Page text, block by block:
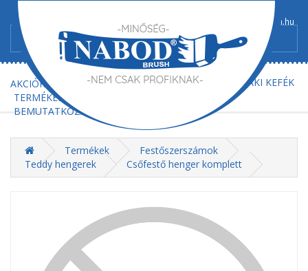
+36/52-367-602 info@nabod-brush.hu
FŐOLDAL AJÁNLATKÉRÉS MŰSZAKI KEFÉK
AKCIÓK
TERMÉKEK
BEMUTATKOZÁS
Termékek
Festőszerszámok
Teddy hengerek
Csőfestő henger komplett